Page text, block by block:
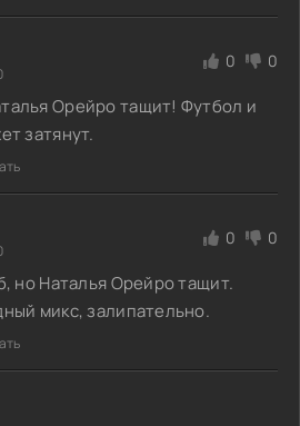
0 0
Орейро тащит! Футбол и
затянут.
0 0
но Наталья Орейро тащит.
микс, залипательно.